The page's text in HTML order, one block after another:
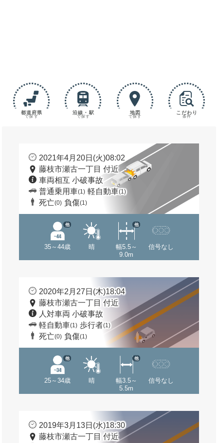
都道府県
で探す
沿線・駅
で探す
地図
で探す
こだわり
条件
2021年4月20日(火)08:02
藤枝市瀬古一丁目 付近
車両相互 小破事故
普通乗用車(1) 軽自動車(1)
死亡(0) 負傷(1)
35～44歳
他
晴
幅5.5～
9.0m
他
信号なし
2020年2月27日(木)18:04
藤枝市瀬古一丁目 付近
人対車両 小破事故
軽自動車(1) 歩行者(1)
死亡(0) 負傷(1)
25～34歳
他
晴
幅3.5～
5.5m
他
信号なし
2019年3月13日(水)18:30
藤枝市瀬古一丁目 付近